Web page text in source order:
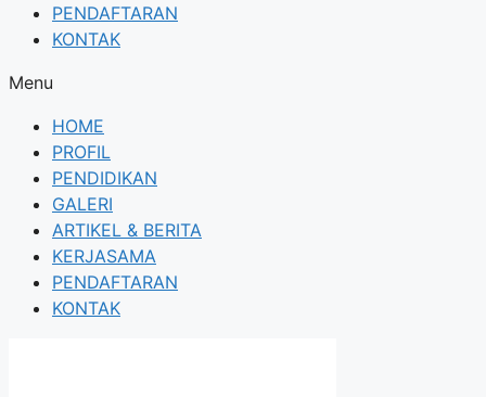
PENDAFTARAN
KONTAK
Menu
HOME
PROFIL
PENDIDIKAN
GALERI
ARTIKEL & BERITA
KERJASAMA
PENDAFTARAN
KONTAK